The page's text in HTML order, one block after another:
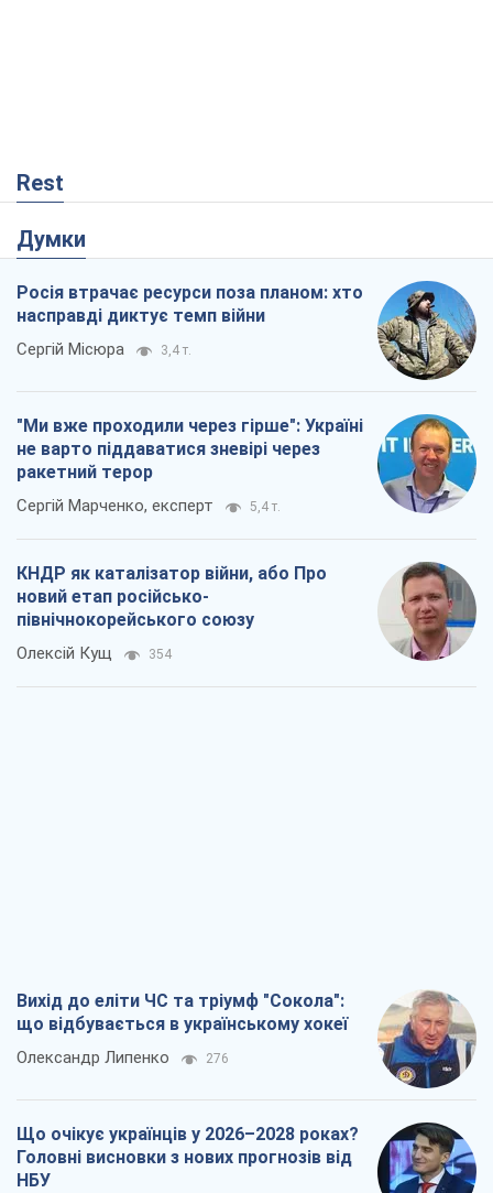
Rest
Думки
Росія втрачає ресурси поза планом: хто
насправді диктує темп війни
Сергій Місюра 3,4 т.
"Ми вже проходили через гірше": Україні
не варто піддаватися зневірі через
ракетний терор
Сергій Марченко, експерт 5,4 т.
КНДР як каталізатор війни, або Про
новий етап російсько-
північнокорейського союзу
Олексій Кущ 354
Вихід до еліти ЧС та тріумф "Сокола":
що відбувається в українському хокеї
Олександр Липенко 276
Що очікує українців у 2026–2028 роках?
Головні висновки з нових прогнозів від
НБУ